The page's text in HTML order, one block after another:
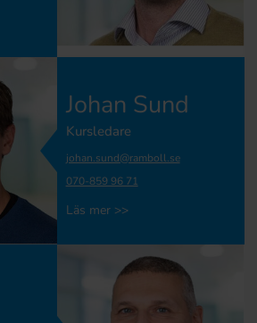
Johan Sund
Kursledare
johan.sund@ramboll.se
070-859 96 71
Läs mer >>